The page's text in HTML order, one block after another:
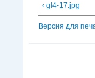
‹ gl4-17.jpg
Версия для